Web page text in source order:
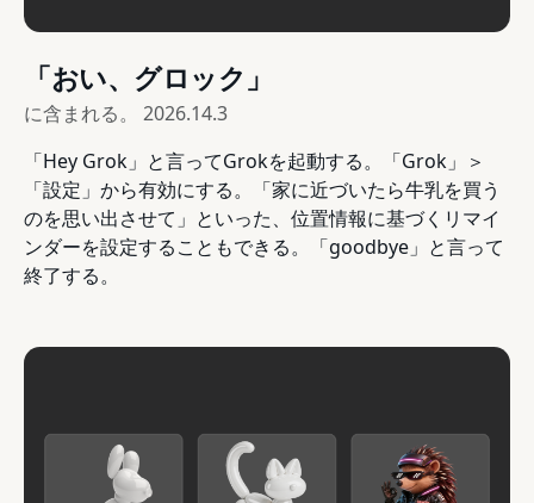
「おい、グロック」
に含まれる。 2026.14.3
「Hey Grok」と言ってGrokを起動する。「Grok」＞
「設定」から有効にする。「家に近づいたら牛乳を買う
のを思い出させて」といった、位置情報に基づくリマイ
ンダーを設定することもできる。「goodbye」と言って
終了する。